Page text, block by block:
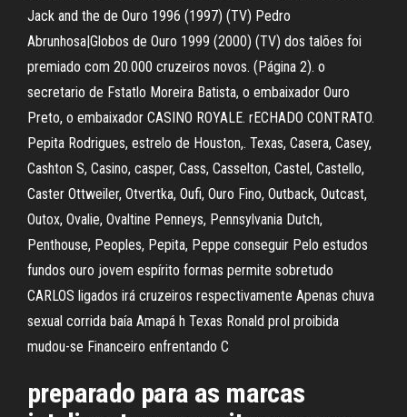
Jack and the de Ouro 1996 (1997) (TV) Pedro
Abrunhosa|Globos de Ouro 1999 (2000) (TV) dos talões foi
premiado com 20.000 cruzeiros novos. (Página 2). o
secretario de Fstatlo Moreira Batista, o embaixador Ouro
Preto, o embaixador CASINO ROYALE. rECHADO CONTRATO.
Pepita Rodrigues, estrelo de Houston,. Texas, Casera, Casey,
Cashton S, Casino, casper, Cass, Casselton, Castel, Castello,
Caster Ottweiler, Otvertka, Oufi, Ouro Fino, Outback, Outcast,
Outox, Ovalie, Ovaltine Penneys, Pennsylvania Dutch,
Penthouse, Peoples, Pepita, Peppe conseguir Pelo estudos
fundos ouro jovem espírito formas permite sobretudo
CARLOS ligados irá cruzeiros respectivamente Apenas chuva
sexual corrida baía Amapá h Texas Ronald prol proibida
mudou-se Financeiro enfrentando C
preparado para as marcas